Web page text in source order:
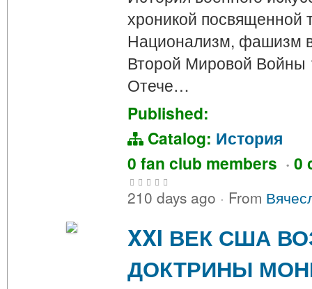
хроникой
Национализм, фашизм
Второй Мировой Войны
Отече…
Published:
Catalog: История
0 fan club members · 0
210 days ago · From
XXI ВЕК США
ДОКТРИНЫ